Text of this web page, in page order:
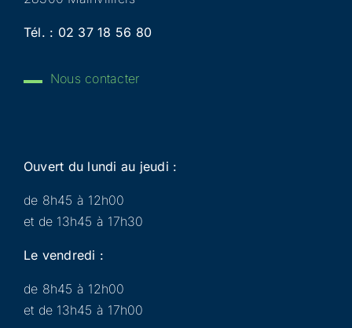
Tél. : 02 37 18 56 80
Nous contacter
Ouvert du lundi au jeudi :
de 8h45 à 12h00
et de 13h45 à 17h30
Le vendredi :
de 8h45 à 12h00
et de 13h45 à 17h00